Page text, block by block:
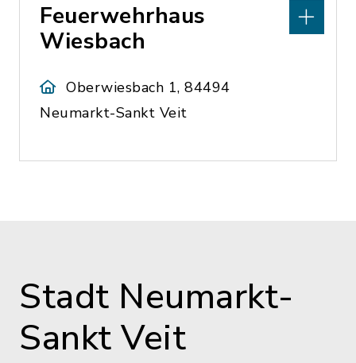
Feuerwehrhaus
Wiesbach
Oberwiesbach 1, 84494
Neumarkt-Sankt Veit
Stadt Neumarkt-
Sankt Veit